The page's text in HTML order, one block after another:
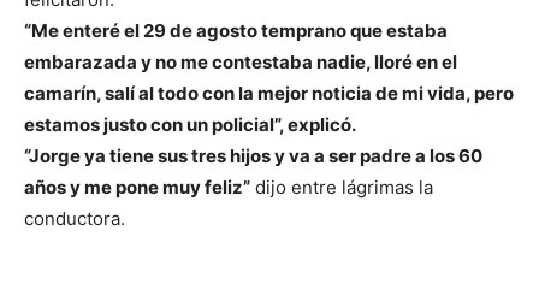
“Me enteré el 29 de agosto temprano que estaba
embarazada y no me contestaba nadie, lloré en el
camarín, salí al todo con la mejor noticia de mi vida, pero
estamos justo con un policial”, explicó.
“Jorge ya tiene sus tres hijos y va a ser padre a los 60
años y me pone muy feliz” dijo entre lágrimas la
conductora.